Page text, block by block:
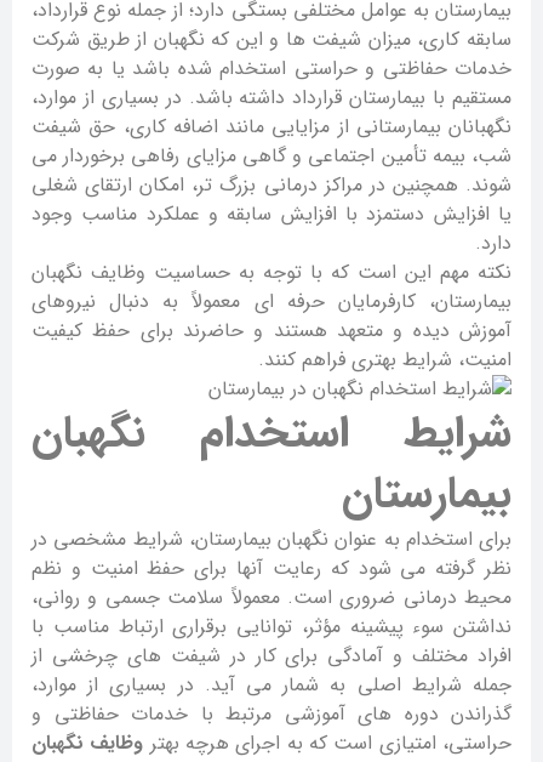
بیمارستان به عوامل مختلفی بستگی دارد؛ از جمله نوع قرارداد،
سابقه کاری، میزان شیفت ها و این که نگهبان از طریق شرکت
خدمات حفاظتی و حراستی استخدام شده باشد یا به صورت
مستقیم با بیمارستان قرارداد داشته باشد. در بسیاری از موارد،
نگهبانان بیمارستانی از مزایایی مانند اضافه کاری، حق شیفت
شب، بیمه تأمین اجتماعی و گاهی مزایای رفاهی برخوردار می
شوند. همچنین در مراکز درمانی بزرگ تر، امکان ارتقای شغلی
یا افزایش دستمزد با افزایش سابقه و عملکرد مناسب وجود
دارد.
نکته مهم این است که با توجه به حساسیت وظایف نگهبان
بیمارستان، کارفرمایان حرفه ای معمولاً به دنبال نیروهای
آموزش دیده و متعهد هستند و حاضرند برای حفظ کیفیت
امنیت، شرایط بهتری فراهم کنند.
شرایط استخدام نگهبان
بیمارستان
برای استخدام به عنوان نگهبان بیمارستان، شرایط مشخصی در
نظر گرفته می شود که رعایت آنها برای حفظ امنیت و نظم
محیط درمانی ضروری است. معمولاً سلامت جسمی و روانی،
نداشتن سوء پیشینه مؤثر، توانایی برقراری ارتباط مناسب با
افراد مختلف و آمادگی برای کار در شیفت های چرخشی از
جمله شرایط اصلی به شمار می آید. در بسیاری از موارد،
گذراندن دوره های آموزشی مرتبط با خدمات حفاظتی و
حراستی، امتیازی است که به اجرای هرچه بهتر وظایف نگهبان